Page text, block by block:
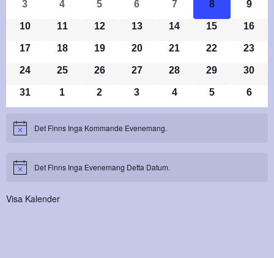
Evenemang
0 Evenemang
3 0 Evenemang
4 0 Evenemang
5 0 Evenemang
6 0 Evenemang
7 0 Evenemang
8 0
9
0 Evenemang
10 0 Evenemang
11 0 Evenemang
12 0 Evenemang
13 0 Evenemang
14 0 Evenemang
15 0
16
0 Evenemang
17 0 Evenemang
18 0 Evenemang
19 0 Evenemang
20 0 Evenemang
21 0 Evenemang
22 0
23
0 Evenemang
24 0 Evenemang
25 0 Evenemang
26 0 Evenemang
27 0 Evenemang
28 0 Evenemang
29 0
30
0 Evenemang
31 0 Evenemang
1 0 Evenemang
2 0 Evenemang
3 0 Evenemang
4 0 Evenemang
5 0
6
Notis Det Finns Inga Kommande Evenemang.
Notis Det Finns Inga Evenemang Detta Datum.
Visa Kalender